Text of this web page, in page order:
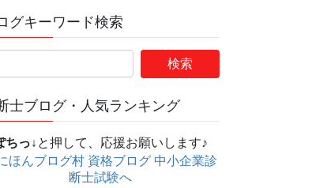
グキーワード検索
士ブログ・人気ランキング
ちっ↓ と押して、応援お願いします♪